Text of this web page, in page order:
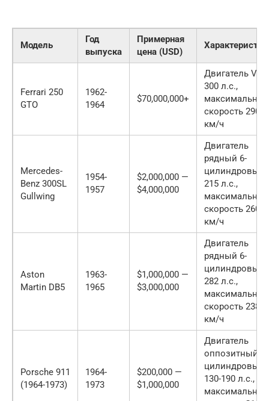
Модель
Год
выпуска
Примерная
цена (USD)
Ferrari 250
GTO
1962-
1964
$70,000,000+
Двигатель V12,
300 л.с.,
максимальная
скорость 290
км/ч
Mercedes-
Benz 300SL
Gullwing
1954-
1957
$2,000,000 —
$4,000,000
Двигатель
рядный 6-
цилиндровый,
215 л.с.,
максимальная
скорость 260
км/ч
Aston
Martin DB5
1963-
1965
$1,000,000 —
$3,000,000
Двигатель
рядный 6-
цилиндровый,
282 л.с.,
максимальная
скорость 238
км/ч
Porsche 911
(1964-1973)
1964-
1973
$200,000 —
$1,000,000
Двигатель
оппозитный 6-
цилиндровый,
130-190 л.с.,
максимальная